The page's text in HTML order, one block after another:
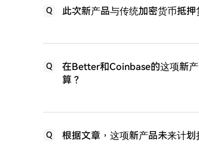
Q 此次新产品与传统加密货币抵
Q
在Better和Coinbase的这项新
算？
Q 根据文章，这项新产品未来计